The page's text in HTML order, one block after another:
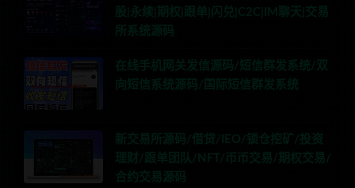
股|永续|期权|跟单|闪兑|C2C|IM聊天|交易
所系统源码
在线手机网关发信源码/短信群发系统/双
向短信系统源码/国际短信群发系统
新交易所源码/借贷/IEO/锁仓挖矿/投资
理财/跟单团队/NFT/币币交易/期权交易/
合约交易源码